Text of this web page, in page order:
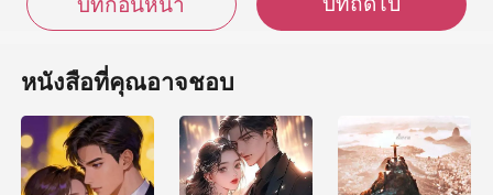
บทก่อนหน้า
หนังสือที่คุณอาจชอบ